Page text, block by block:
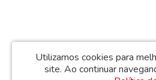
Utilizamos cookies para
site. Ao continuar